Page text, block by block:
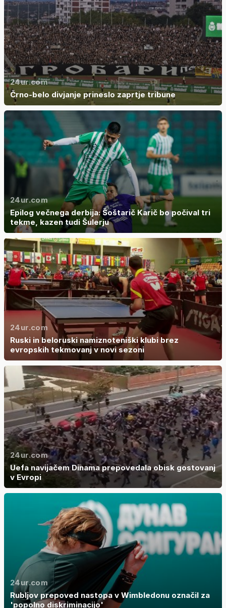
24ur.com
Črno-belo divjanje prineslo zaprtje tribune
24ur.com
Epilog večnega derbija: Šoštarič Karič bo počival tri
tekme, kazen tudi Šulerju
24ur.com
Ruski in beloruski namiznoteniški klubi brez
evropskih tekmovanj v novi sezoni
24ur.com
Uefa navijačem Dinama prepovedala obisk gostovanj
v Evropi
24ur.com
Rubljov prepoved nastopa v Wimbledonu označil za
'popolno diskriminacijo'